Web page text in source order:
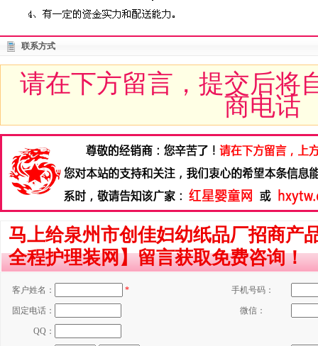
联系方式
请在下方留言，提交后将
商电话
马上给泉州市创佳妇幼纸品厂招商产
全程护理装网】留言获取免费咨询！
客户姓名： * 手机号码：
固定电话： 微信：
QQ：